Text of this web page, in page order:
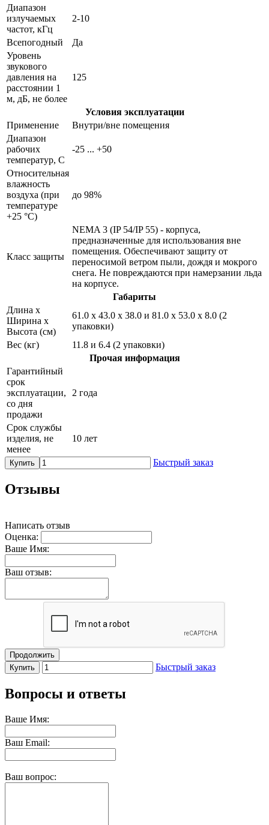
Диапазон
излучаемых
частот, кГц
2-10
Всепогодный
Да
Уровень
звукового
давления на
расстоянии 1
м, дБ, не более
125
Условия эксплуатации
Применение
Внутри/вне помещения
Диапазон
рабочих
температур, С
-25 ... +50
Относительная
влажность
воздуха (при
температуре
+25 °С)
до 98%
Класс защиты
NEMA 3 (IP 54/IP 55) - корпуса,
предназначенные для использования вне
помещения. Обеспечивают защиту от
переносимой ветром пыли, дождя и мокрого
снега. Не повреждаются при намерзании льда
на корпусе.
Габариты
Длина х
Ширина х
Высота (см)
61.0 х 43.0 х 38.0 и 81.0 х 53.0 х 8.0 (2
упаковки)
Вес (кг)
11.8 и 6.4 (2 упаковки)
Прочая информация
Гарантийный
срок
эксплуатации,
со дня
продажи
2 года
Срок службы
изделия, не
менее
10 лет
Купить Быстрый заказ
Отзывы
Написать отзыв
Оценка:
Ваше Имя:
Ваш отзыв:
Продолжить
Купить
Быстрый заказ
Вопросы и ответы
Ваше Имя:
Ваш Email:
Ваш вопрос: